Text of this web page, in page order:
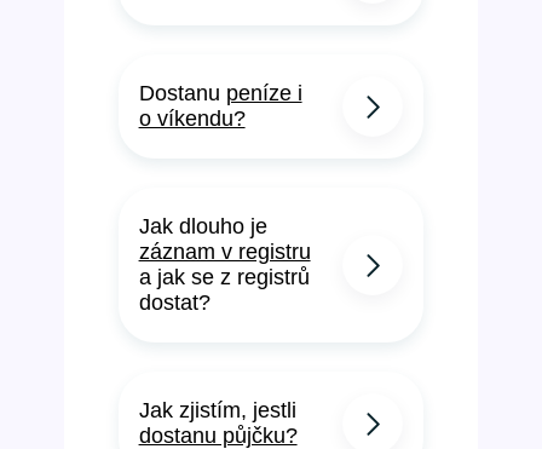
Dostanu peníze i
o víkendu?
Jak dlouho je
záznam v registru
a jak se z registrů
dostat?
Jak zjistím, jestli
dostanu půjčku?